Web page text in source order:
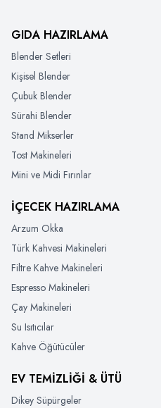
GIDA HAZIRLAMA
Blender Setleri
Kişisel Blender
Çubuk Blender
Sürahi Blender
Stand Mikserler
Tost Makineleri
Mini ve Midi Fırınlar
İÇECEK HAZIRLAMA
Arzum Okka
Türk Kahvesi Makineleri
Filtre Kahve Makineleri
Espresso Makineleri
Çay Makineleri
Su Isıtıcılar
Kahve Öğütücüler
EV TEMİZLİĞİ & ÜTÜ
Dikey Süpürgeler